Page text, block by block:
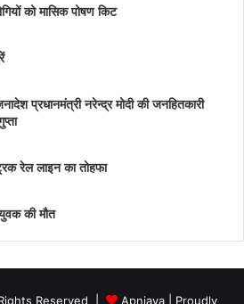
को मासिक पोषण किट
प्रधानमंत्री नरेन्द्र मोदी की जनहितकारी
रेल लाइन का तोहफा
की मौत
Reserved | Apniava| Proudly